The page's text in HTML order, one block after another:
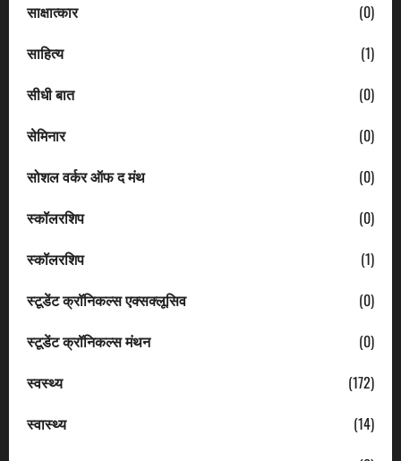
साक्षात्कार
(0)
साहित्य
(1)
सीधी बात
(0)
सेमिनार
(0)
सोशल वर्कर ऑफ द मंथ
(0)
स्कॉलरशिप
(0)
स्कॉलरशिप
(1)
स्टूडेंट क्रॉनिकल्स एक्सक्लूसिव
(0)
स्टूडेंट क्रॉनिकल्स मंथन
(0)
स्वस्थ्य
(172)
स्वास्थ्य
(14)